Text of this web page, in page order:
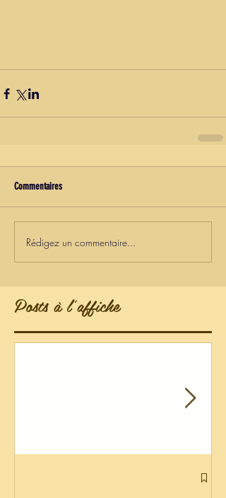
Commentaires
Rédigez un commentaire...
Posts à l'affiche